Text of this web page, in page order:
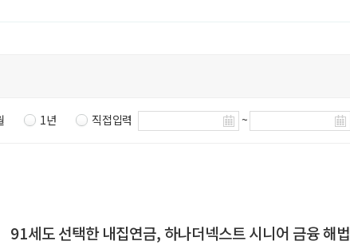
1년 직접입력 ~
91세도 선택한 내집연금, 하나더넥스트 시니어 금융 해법